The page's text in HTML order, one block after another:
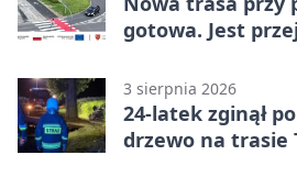
gotowa. Jest
3 sierpnia 2026
24-latek zginął
drzewo na trasie